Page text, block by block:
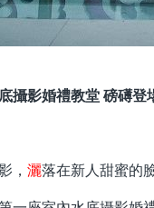
攝影婚禮教堂磅礡登
，灑落在新人甜蜜的